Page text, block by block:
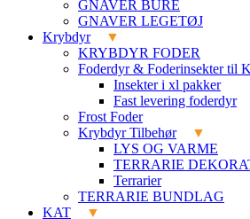
GNAVER BURE
GNAVER LEGETØJ
Krybdyr
KRYBDYR FODER
Foderdyr & Foderinsekter til
Insekter i xl pakker
Fast levering foderdyr
Frost Foder
Krybdyr Tilbehør
LYS OG VARME
TERRARIE
Terrarier
TERRARIE BUNDLAG
KAT